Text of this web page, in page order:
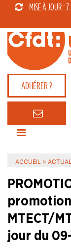
MISE À JOUR :
ADHÉRER ?
ACCUEIL >
MTECT/
jour du